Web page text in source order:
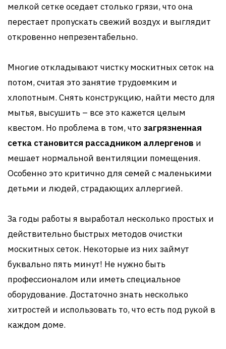
мелкой сетке оседает столько грязи, что она
перестает пропускать свежий воздух и выглядит
откровенно непрезентабельно.
Многие откладывают чистку москитных сеток на
потом, считая это занятие трудоемким и
хлопотным. Снять конструкцию, найти место для
мытья, высушить – все это кажется целым
квестом. Но проблема в том, что загрязненная
сетка становится рассадником аллергенов и
мешает нормальной вентиляции помещения.
Особенно это критично для семей с маленькими
детьми и людей, страдающих аллергией.
За годы работы я выработал несколько простых и
действительно быстрых методов очистки
москитных сеток. Некоторые из них займут
буквально пять минут! Не нужно быть
профессионалом или иметь специальное
оборудование. Достаточно знать несколько
хитростей и использовать то, что есть под рукой в
каждом доме.